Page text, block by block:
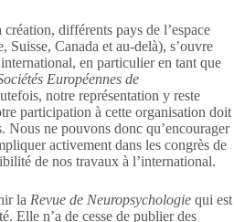
différents pays de l’espace
Canada et au-delà), s’ouvre
en particulier en tant que
Européennes de
notre représentation y reste
participation à cette organisation doit
Nous ne pouvons donc qu’encourager
activement dans les congrès de
de nos travaux à l’international.
la Revue de Neuropsychologie qui est
Elle n’a de cesse de publier des